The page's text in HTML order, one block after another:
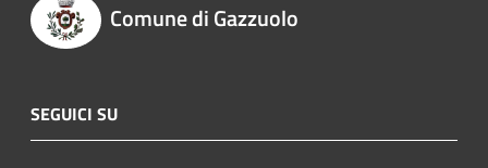
Comune di Gazzuolo
SEGUICI SU